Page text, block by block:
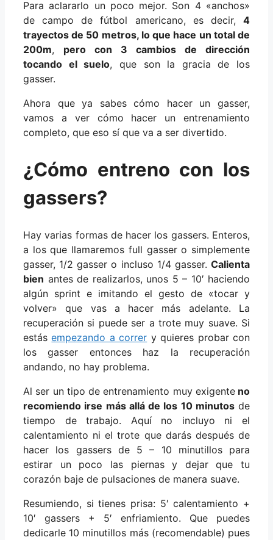
Para aclararlo un poco mejor. Son 4 «anchos»
de campo de fútbol americano, es decir, 4
trayectos de 50 metros, lo que hace un total de
200m, pero con 3 cambios de dirección
tocando el suelo, que son la gracia de los
gasser.
Ahora que ya sabes cómo hacer un gasser,
vamos a ver cómo hacer un entrenamiento
completo, que eso sí que va a ser divertido.
¿Cómo entreno con los
gassers?
Hay varias formas de hacer los gassers. Enteros,
a los que llamaremos full gasser o simplemente
gasser, 1/2 gasser o incluso 1/4 gasser. Calienta
bien antes de realizarlos, unos 5 – 10′ haciendo
algún sprint e imitando el gesto de «tocar y
volver» que vas a hacer más adelante. La
recuperación si puede ser a trote muy suave. Si
estásempezando a correr y quieres probar con
los gasser entonces haz la recuperación
andando, no hay problema.
Al ser un tipo de entrenamiento muy exigenteno
recomiendo irse más allá de los 10 minutosde
tiempo de trabajo. Aquí no incluyo ni el
calentamiento ni el trote que darás después de
hacer los gassers de 5 – 10 minutillos para
estirar un poco las piernas y dejar que tu
corazón baje de pulsaciones de manera suave.
Resumiendo, si tienes prisa: 5′ calentamiento +
10′ gassers + 5′ enfriamiento. Que puedes
dedicarle 10 minutillos más (recomendable) pues